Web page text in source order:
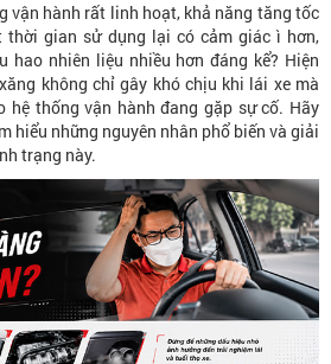
vận hành rất linh hoạt, khả năng tăng tốc
thời gian sử dụng lại có cảm giác ì hơn,
hao nhiên liệu nhiều hơn đáng kể? Hiện
không chỉ gây khó chịu khi lái xe mà
hệ thống vận hành đang gặp sự cố. Hãy
hiểu những nguyên nhân phổ biến và giải
trạng này.